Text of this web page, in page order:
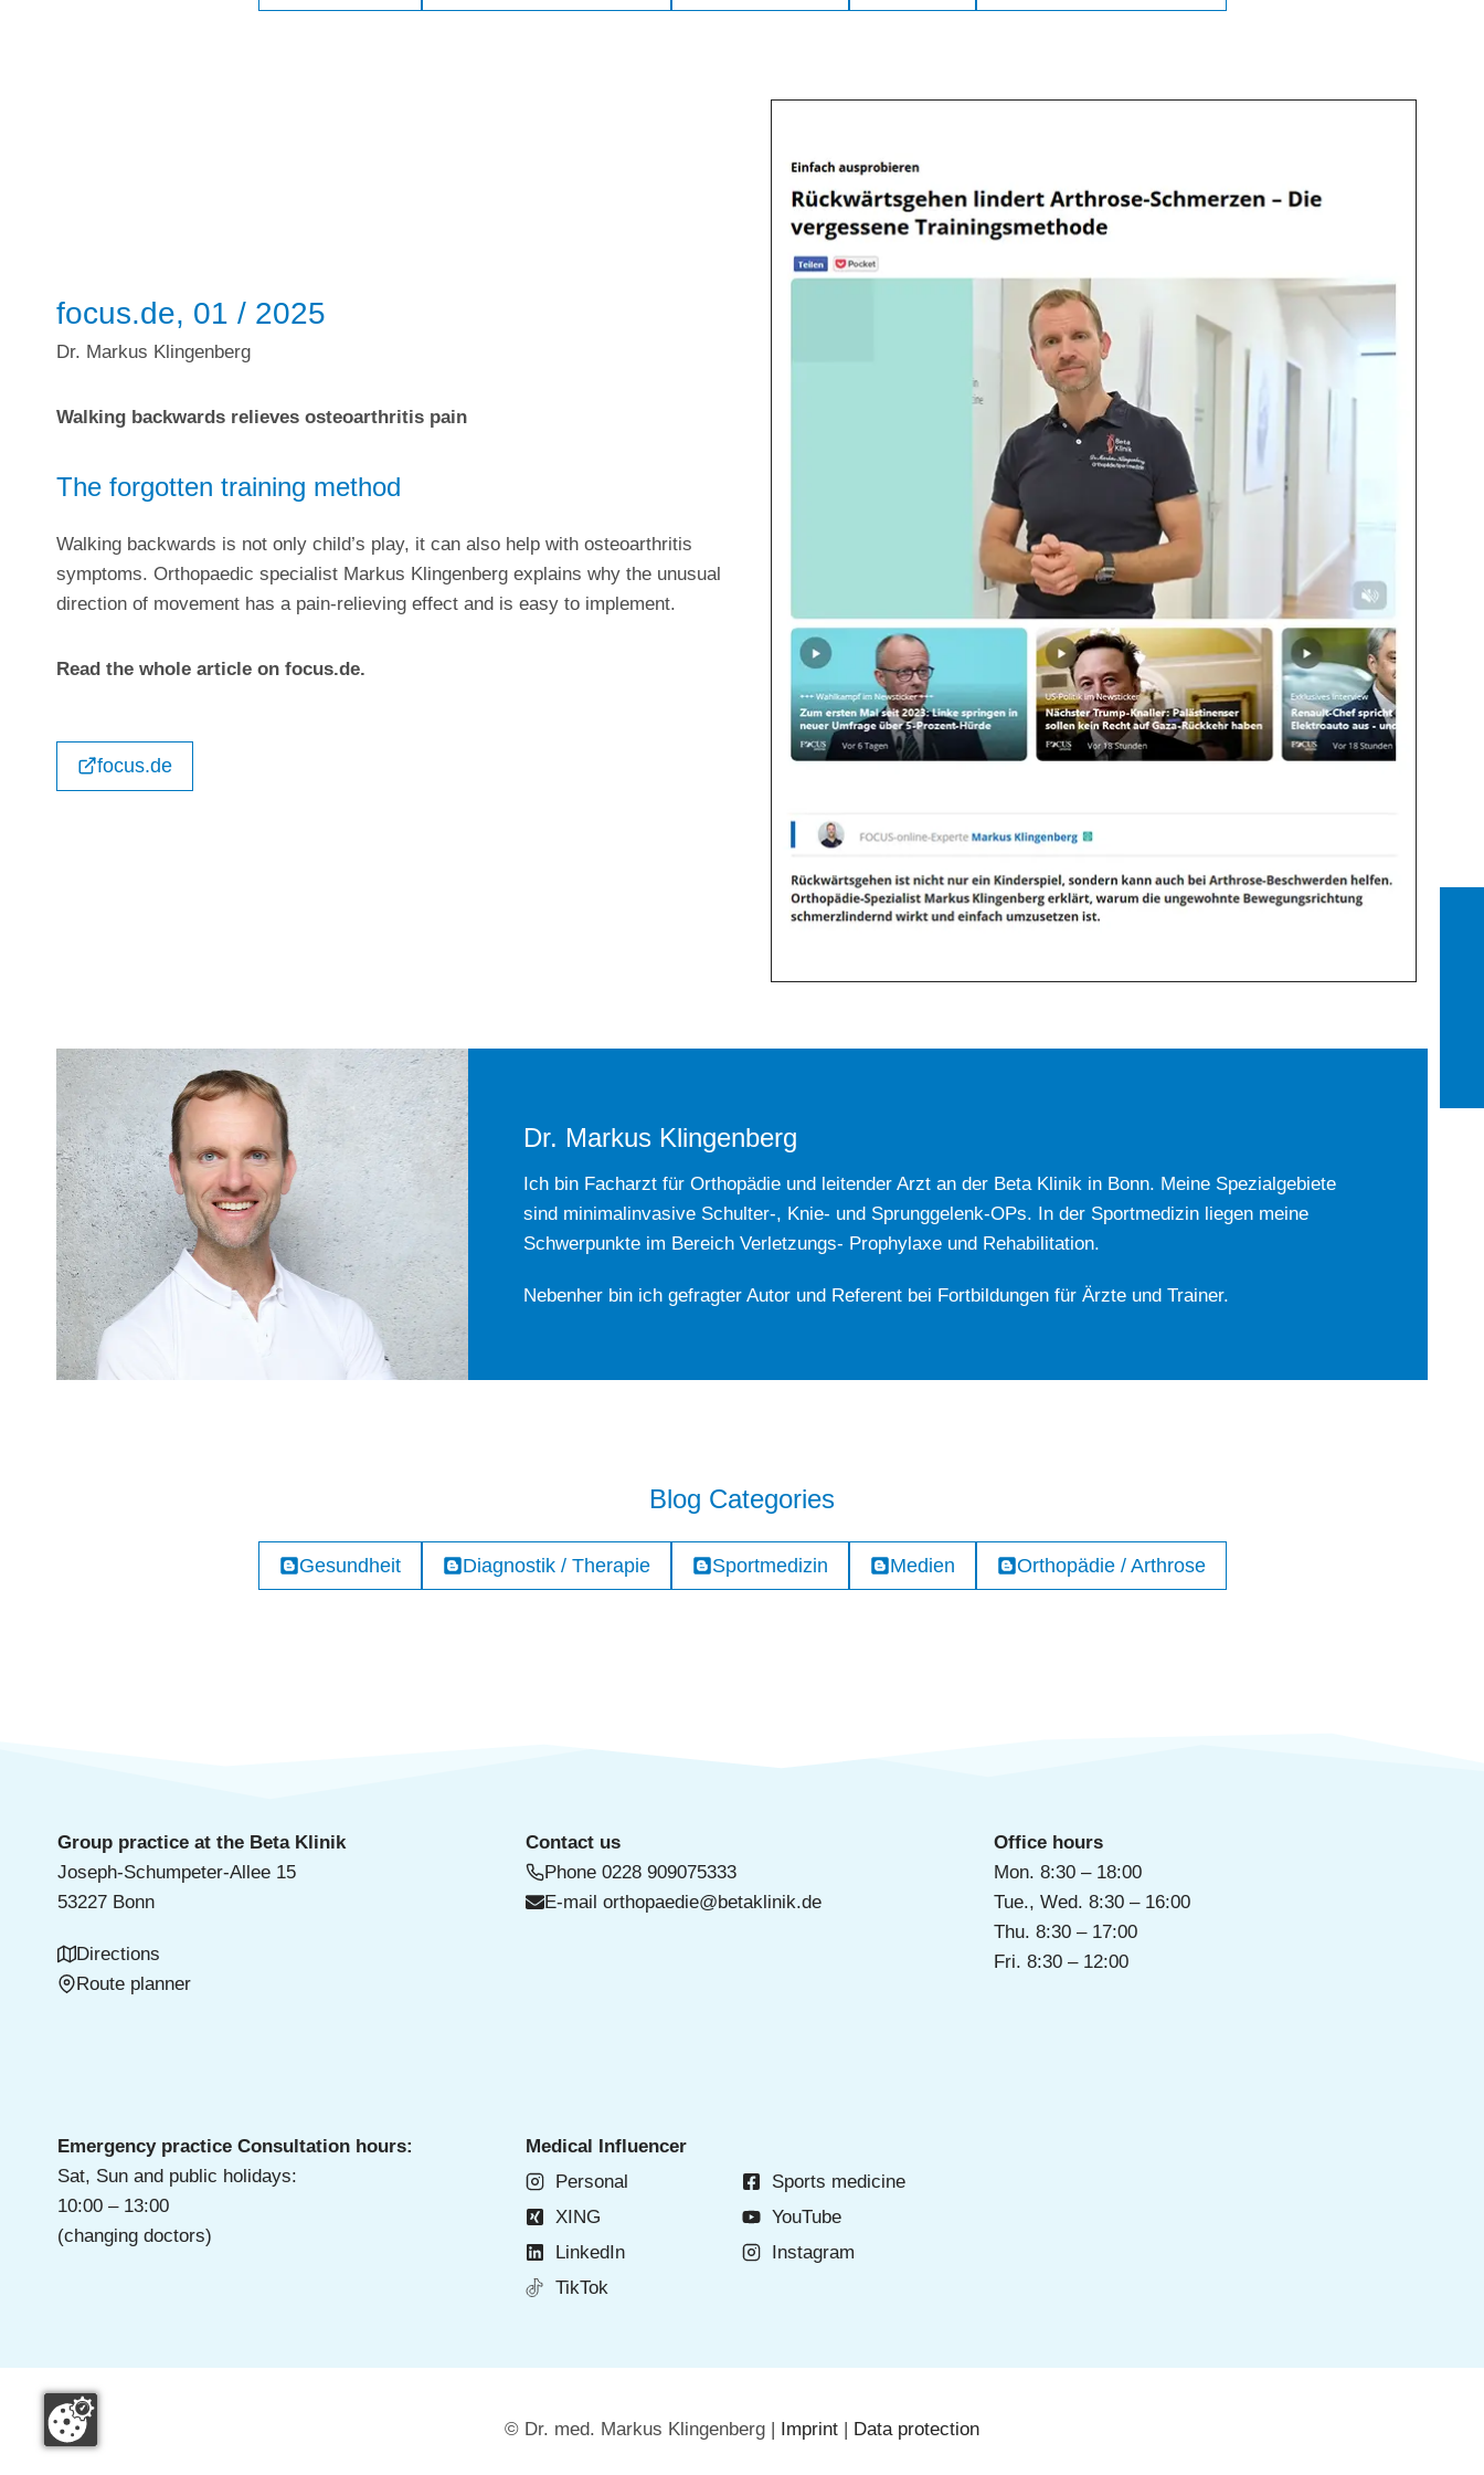
focus.de, 01 / 2025
Dr. Markus Klingenberg
Walking backwards relieves osteoarthritis pain
The forgotten training method
Walking backwards is not only child’s play, it can also help with osteoarthritis
symptoms. Orthopaedic specialist Markus Klingenberg explains why the unusual
direction of movement has a pain-relieving effect and is easy to implement.
Read the whole article on focus.de.
focus.de
Dr. Markus Klingenberg
Ich bin Facharzt für Orthopädie und leitender Arzt an der Beta Klinik in Bonn. Meine Spezialgebiete
sind minimalinvasive Schulter-, Knie- und Sprunggelenk-OPs. In der Sportmedizin liegen meine
Schwerpunkte im Bereich Verletzungs- Prophylaxe und Rehabilitation.
Nebenher bin ich gefragter Autor und Referent bei Fortbildungen für Ärzte und Trainer.
Blog Categories
Gesundheit Diagnostik / Therapie Sportmedizin Medien Orthopädie / Arthrose
Group practice at the Beta Klinik
Joseph-Schumpeter-Allee 15
53227 Bonn
Directions
Route planner
Contact us
Phone 0228 909075333
E-mail orthopaedie@betaklinik.de
Office hours
Mon. 8:30 – 18:00
Tue., Wed. 8:30 – 16:00
Thu. 8:30 – 17:00
Fri. 8:30 – 12:00
Emergency practice Consultation hours:
Sat, Sun and public holidays:
10:00 – 13:00
(changing doctors)
Medical Influencer
Personal
Sports medicine
XING
YouTube
LinkedIn
Instagram
TikTok
© Dr. med. Markus Klingenberg | Imprint | Data protection